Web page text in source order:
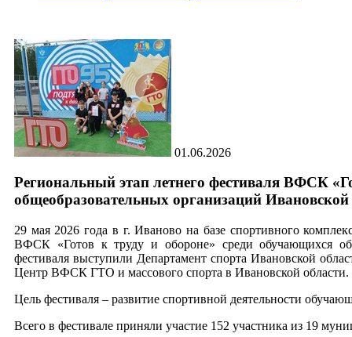
01.06.2026
Региональный этап летнего фестиваля ВФСК
общеобразовательных организаций Ивановской
29 мая 2026 года в г. Иваново на базе спортивного
ВФСК «Готов к труду и обороне» среди обучающихся
фестиваля выступили Департамент спорта Ивановской
Центр ВФСК ГТО и массового спорта в Ивановской области.
Цель фестиваля – развитие спортивной деятельности
Всего в фестивале приняли участие 152 участника из 19